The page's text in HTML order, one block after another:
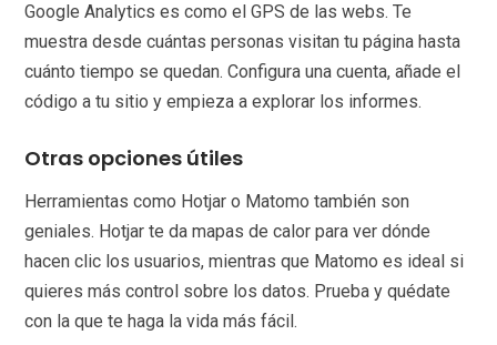
Google Analytics es como el GPS de las webs. Te
muestra desde cuántas personas visitan tu página hasta
cuánto tiempo se quedan. Configura una cuenta, añade el
código a tu sitio y empieza a explorar los informes.
Otras opciones útiles
Herramientas como Hotjar o Matomo también son
geniales. Hotjar te da mapas de calor para ver dónde
hacen clic los usuarios, mientras que Matomo es ideal si
quieres más control sobre los datos. Prueba y quédate
con la que te haga la vida más fácil.